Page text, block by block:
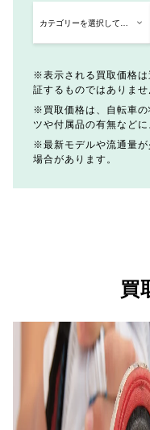
表示される買取価格
証するものではありませ
買取価格は、自転車
ツや付属品の有無などに
最新モデルや流通量
場合があります。
買